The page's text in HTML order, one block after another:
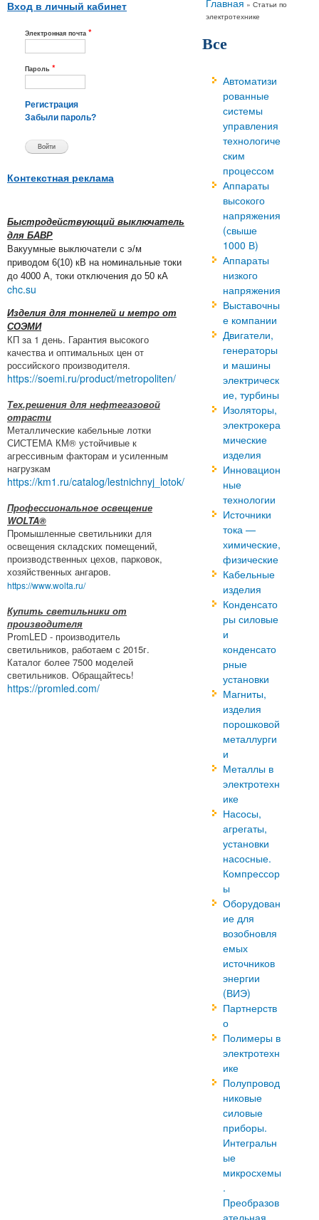
Вход в личный кабинет
Электронная почта *
Пароль *
Регистрация
Забыли пароль?
Контекстная реклама
Быстродействующий выключатель
для БАВР
Вакуумные выключатели с э/м
приводом 6(10) кВ на номинальные токи
до 4000 А, токи отключения до 50 кА
chc.su
Изделия для тоннелей и метро от
СОЭМИ
КП за 1 день. Гарантия высокого
качества и оптимальных цен от
российского производителя.
https://soemi.ru/product/metropoliten/
Тех.решения для нефтегазовой
отрасти
Металлические кабельные лотки
СИСТЕМА КМ® устойчивые к
агрессивным факторам и усиленным
нагрузкам
https://km1.ru/catalog/lestnichnyj_lotok/
Профессиональное освещение
WOLTA®
Промышленные светильники для
освещения складских помещений,
производственных цехов, парковок,
хозяйственных ангаров.
https://www.wolta.ru/
Купить светильники от
производителя
PromLED - производитель
светильников, работаем с 2015г.
Каталог более 7500 моделей
светильников. Обращайтесь!
https://promled.com/
Вы здесь
Главная » Статьи по
электротехнике
Все
Автоматизи
рованные
системы
управления
технологиче
ским
процессом
Аппараты
высокого
напряжения
(свыше
1000 В)
Аппараты
низкого
напряжения
Выставочны
е компании
Двигатели,
генераторы
и машины
электрическ
ие, турбины
Изоляторы,
электрокера
мические
изделия
Инновацион
ные
технологии
Источники
тока —
химические,
физические
Кабельные
изделия
Конденсато
ры силовые
и
конденсато
рные
установки
Магниты,
изделия
порошковой
металлурги
и
Металлы в
электротехн
ике
Насосы,
агрегаты,
установки
насосные.
Компрессор
ы
Оборудован
ие для
возобновля
емых
источников
энергии
(ВИЭ)
Партнерств
о
Полимеры в
электротехн
ике
Полупровод
никовые
силовые
приборы.
Интегральн
ые
микросхемы
.
Преобразов